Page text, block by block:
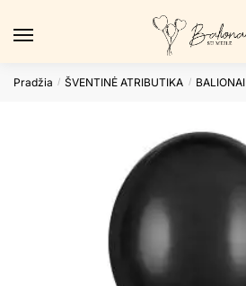
Pradžia / ŠVENTINĖ ATRIBUTIKA / BALIONAI